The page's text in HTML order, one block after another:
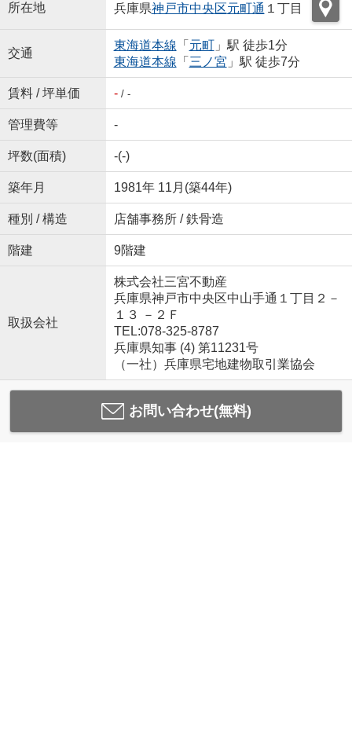
所在地 兵庫県神戸市中央区元町通 １丁目
交通
東海道本線 「 元町」駅 徒歩1分
東海道本線 「 三ノ宮 」駅 徒歩7分
賃料 / 坪単価 -/ -
管理費等 -
坪数(面積) -(-)
築年月 1981年 11月(築44年)
種別 / 構造 店舗事務所 / 鉄骨造
階建 9階建
取扱会社
株式会社三宮不動産
兵庫県神戸市中央区中山手通１丁目２－
１３ －２Ｆ
TEL:078-325-8787
兵庫県知事 (4) 第11231号
（一社）兵庫県宅地建物取引業協会
お問い合わせ(無料)